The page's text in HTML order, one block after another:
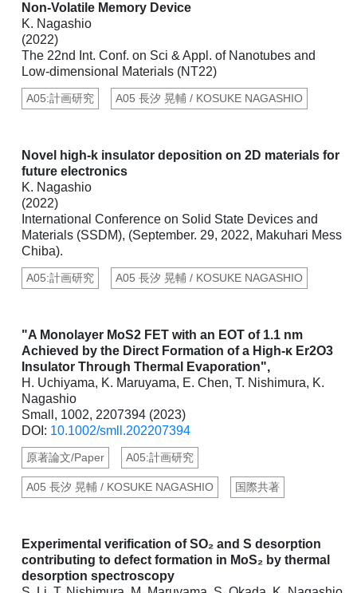
Non-Volatile Memory Device
K. Nagashio
(2022)
The 22nd Int. Conf. on Sci & Appl. of Nanotubes and
Low-dimensional Materials (NT22)
A05:計画研究 A05 長汐 晃輔 / KOSUKE NAGASHIO
Novel high-k insulator deposition on 2D materials for
future electronics
K. Nagashio
(2022)
International Conference on Solid State Devices and
Materials (SSDM), (September. 29, 2022, Makuhari Mess
Chiba).
A05:計画研究 A05 長汐 晃輔 / KOSUKE NAGASHIO
"A Monolayer MoS2 FET with an EOT of 1.1 nm
Achieved by the Direct Formation of a High-κ Er2O3
Insulator Through Thermal Evaporation",
H. Uchiyama, K. Maruyama, E. Chen, T. Nishimura, K.
Nagashio
Small, 1002, 2207394 (2023)
DOI: 10.1002/smll.202207394
原著論文/Paper A05:計画研究
A05 長汐 晃輔 / KOSUKE NAGASHIO 国際共著
Experimental verification of SO₂ and S desorption
contributing to defect formation in MoS₂ by thermal
desorption spectroscopy